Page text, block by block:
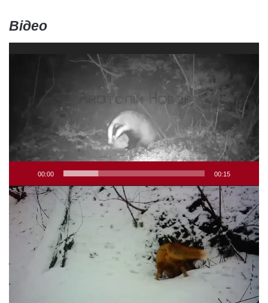
Відео
00:00 00:15
Відеопрогравач